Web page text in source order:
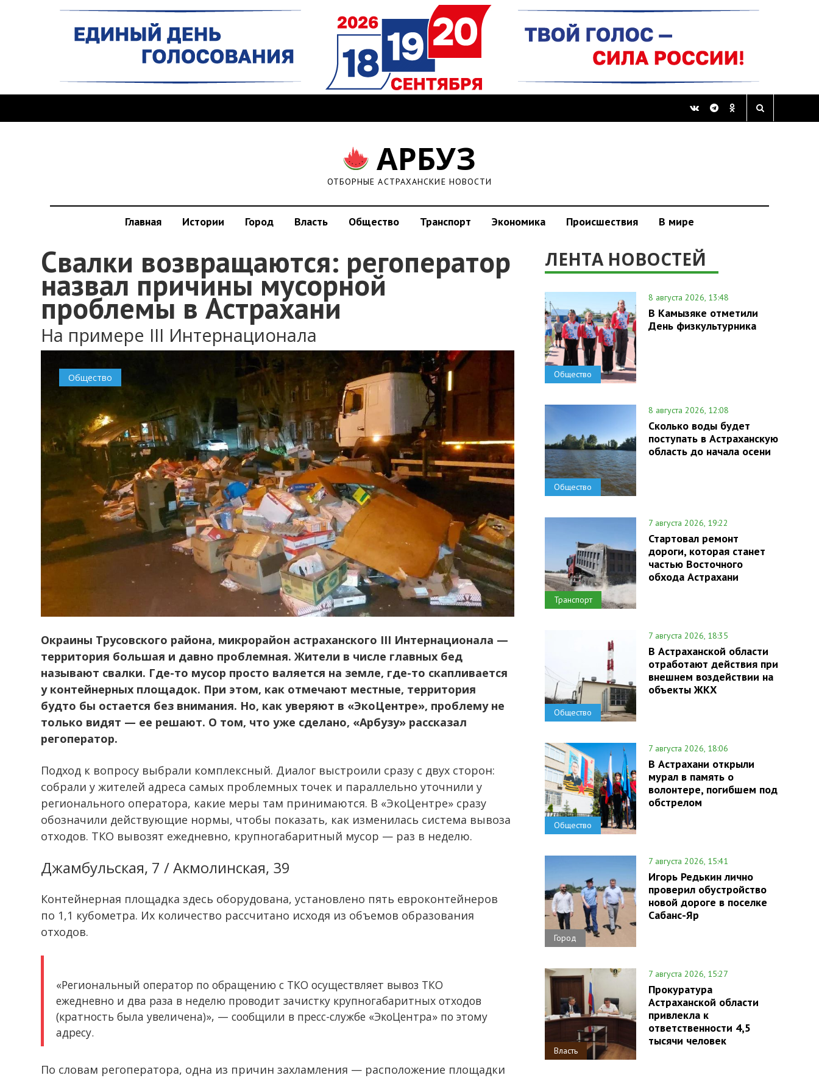
АРБУЗ
ОТБОРНЫЕ АСТРАХАНСКИЕ НОВОСТИ
Главная Истории Город Власть Общество Транспорт Экономика Происшествия В мире
Свалки возвращаются: регоператор
назвал причины мусорной
проблемы в Астрахани
На примере III Интернационала
Общество
Окраины Трусовского района, микрорайон астраханского III Интернационала —
территория большая и давно проблемная. Жители в числе главных бед
называют свалки. Где-то мусор просто валяется на земле, где-то скапливается
у контейнерных площадок. При этом, как отмечают местные, территория
будто бы остается без внимания. Но, как уверяют в «ЭкоЦентре», проблему не
только видят — ее решают. О том, что уже сделано, «Арбузу» рассказал
регоператор.
Подход к вопросу выбрали комплексный. Диалог выстроили сразу с двух сторон:
собрали у жителей адреса самых проблемных точек и параллельно уточнили у
регионального оператора, какие меры там принимаются. В «ЭкоЦентре» сразу
обозначили действующие нормы, чтобы показать, как изменилась система вывоза
отходов. ТКО вывозят ежедневно, крупногабаритный мусор — раз в неделю.
Джамбульская, 7 / Акмолинская, 39
Контейнерная площадка здесь оборудована, установлено пять евроконтейнеров
по 1,1 кубометра. Их количество рассчитано исходя из объемов образования
отходов.
«Региональный оператор по обращению с ТКО осуществляет вывоз ТКО
ежедневно и два раза в неделю проводит зачистку крупногабаритных отходов
(кратность была увеличена)», — сообщили в пресс-службе «ЭкоЦентра» по этому
адресу.
По словам регоператора, одна из причин захламления — расположение площадки
ЛЕНТА НОВОСТЕЙ
Общество
8 августа 2026, 13:48
В Камызяке отметили
День физкультурника
Общество
8 августа 2026, 12:08
Сколько воды будет
поступать в Астраханскую
область до начала осени
Транспорт
7 августа 2026, 19:22
Стартовал ремонт
дороги, которая станет
частью Восточного
обхода Астрахани
Общество
7 августа 2026, 18:35
В Астраханской области
отработают действия при
внешнем воздействии на
объекты ЖКХ
Общество
7 августа 2026, 18:06
В Астрахани открыли
мурал в память о
волонтере, погибшем под
обстрелом
Город
7 августа 2026, 15:41
Игорь Редькин лично
проверил обустройство
новой дороге в поселке
Сабанс-Яр
Власть
7 августа 2026, 15:27
Прокуратура
Астраханской области
привлекла к
ответственности 4,5
тысячи человек